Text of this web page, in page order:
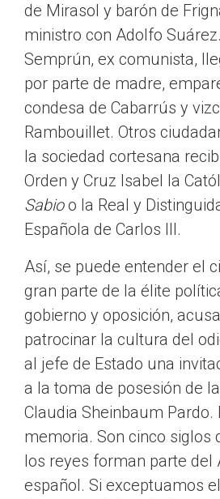
de Mirasol y barón de
ministro con Adolfo
Semprún, ex comunista,
por parte de madre,
condesa de Cabarrús y
Rambouillet. Otros
la sociedad cortesana
Orden y Cruz Isabel la
Sabioo la Real y
Española de Carlos III.
Así, se puede entender el
gran parte de la élite
gobierno y oposición,
patrocinar la cultura del
al jefe de Estado una
a la toma de posesión de
Claudia Sheinbaum Pardo.
memoria. Son cinco siglos
los reyes forman parte del
español. Si exceptuamos